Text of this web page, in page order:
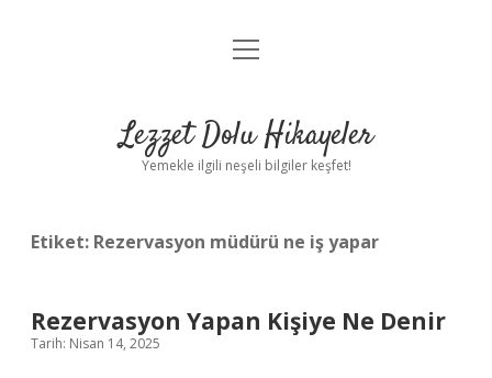
Anasayfa
Yasal Uyarı
menüyü
Lezzet Dolu Hikayeler
Yemekle ilgili neşeli bilgiler keşfet!
Etiket: Rezervasyon müdürü ne iş yapar
Rezervasyon Yapan Kişiye Ne Denir
Tarih: Nisan 14, 2025